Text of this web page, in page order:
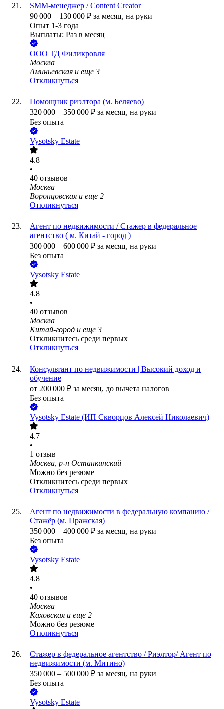
SMM-менеджер / Content Creator
90 000 – 130 000 ₽ за месяц, на руки
Опыт 1-3 года
Выплаты: Раз в месяц
ООО ТД Филикровля
Москва
Аминьевская и еще 3
Откликнуться
Помощник риэлтора (м. Беляево)
320 000 – 350 000 ₽ за месяц, на руки
Без опыта
Vysotsky Estate
4.8
•
40 отзывов
Москва
Воронцовская и еще 2
Откликнуться
Агент по недвижимости / Стажер в федеральное
агентство ( м. Китай - город )
300 000 – 600 000 ₽ за месяц, на руки
Без опыта
Vysotsky Estate
4.8
•
40 отзывов
Москва
Китай-город и еще 3
Откликнитесь среди первых
Откликнуться
Консультант по недвижимости | Высокий доход и
обучение
от 200 000 ₽ за месяц, до вычета налогов
Без опыта
Vysotsky Estate (ИП Скворцов Алексей Николаевич)
4.7
•
1 отзыв
Москва, р-н Останкинский
Можно без резюме
Откликнитесь среди первых
Откликнуться
Агент по недвижимости в федеральную компанию /
Стажёр (м. Пражская)
350 000 – 400 000 ₽ за месяц, на руки
Без опыта
Vysotsky Estate
4.8
•
40 отзывов
Москва
Каховская и еще 2
Можно без резюме
Откликнуться
Стажер в федеральное агентство / Риэлтор/ Агент по
недвижимости (м. Митино)
350 000 – 500 000 ₽ за месяц, на руки
Без опыта
Vysotsky Estate